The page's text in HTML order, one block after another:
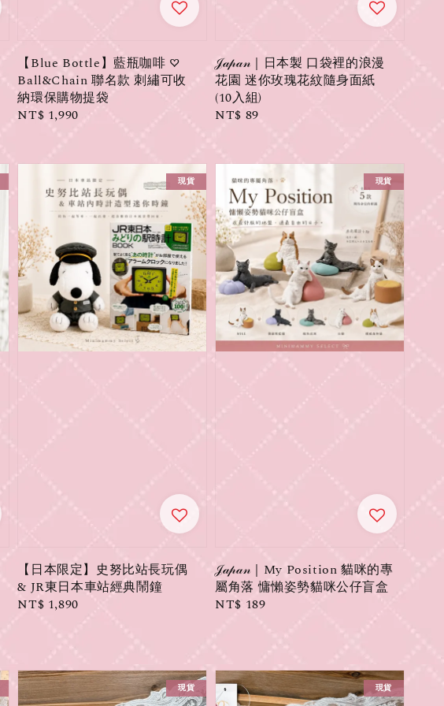
【Blue Bottle】藍瓶咖啡 ♡
Ball&Chain 聯名款 刺繡可收
納環保購物提袋
Regular
NT$ 1,990
𝒥𝒶𝓅𝒶𝓃｜日本製 口袋裡的浪漫
花園 迷你玫瑰花紋隨身面紙
(10入組)
Regular
NT$ 89
現貨
【日本限定】史努比站長玩偶
& JR東日本車站經典鬧鐘
Regular
NT$ 1,890
現貨
𝒥𝒶𝓅𝒶𝓃｜My Position 貓咪的專
屬角落 慵懶姿勢貓咪公仔盲盒
Regular
NT$ 189
現貨 現貨